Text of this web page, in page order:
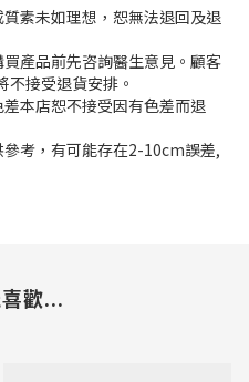
素未如理想，恕無法退回及退
產品前先咨詢醫生意見。顧客
接受退貨安排。
本店恕不接受因有色差而退
考，有可能存在2-10cm誤差,
歡...